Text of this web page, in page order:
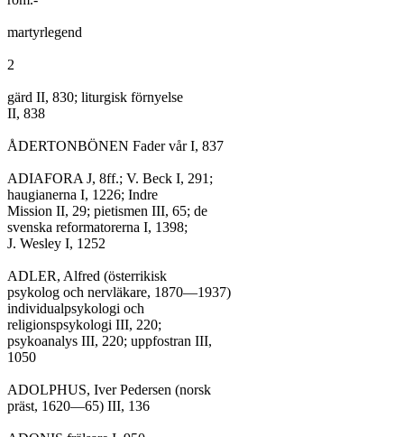
martyrlegend
2
gärd II, 830; liturgisk förnyelse
II, 838
ÅDERTONBÖNEN Fader vår I, 837
ADIAFORA J, 8ff.; V. Beck I, 291;
haugianerna I, 1226; Indre
Mission II, 29; pietismen III, 65; de
svenska reformatorerna I, 1398;
J. Wesley I, 1252
ADLER, Alfred (österrikisk
psykolog och nervläkare, 1870—1937)
individualpsykologi och
religionspsykologi III, 220;
psykoanalys III, 220; uppfostran III,
1050
ADOLPHUS, Iver Pedersen (norsk
präst, 1620—65) III, 136